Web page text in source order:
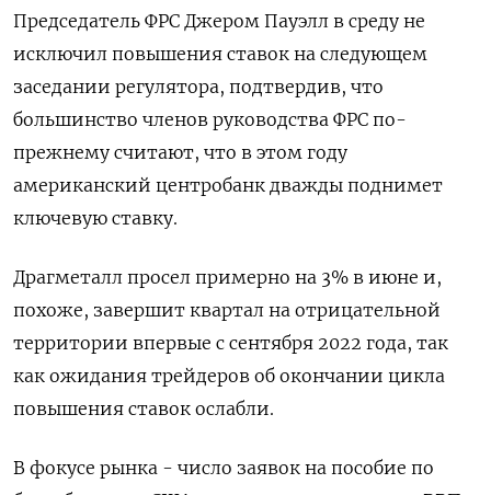
Председатель ФРС Джером Пауэлл в среду не
исключил повышения ставок на следующем
заседании регулятора, подтвердив, что
большинство членов руководства ФРС по-
прежнему считают, что в этом году
американский центробанк дважды поднимет
ключевую ставку.
Драгметалл просел примерно на 3% в июне и,
похоже, завершит квартал на отрицательной
территории впервые с сентября 2022 года, так
как ожидания трейдеров об окончании цикла
повышения ставок ослабли.
В фокусе рынка - число заявок на пособие по